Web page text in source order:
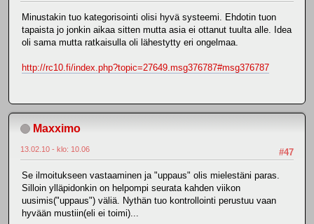
Minustakin tuo kategorisointi olisi hyvä systeemi. Ehdotin tuon
tapaista jo jonkin aikaa sitten mutta asia ei ottanut tuulta alle. Idea
oli sama mutta ratkaisulla oli lähestytty eri ongelmaa.
http://rc10.fi/index.php?topic=27649.msg376787#msg376787
Maxximo
#47
13.02.10 - klo: 10.06
Se ilmoitukseen vastaaminen ja "uppaus" olis mielestäni paras.
Silloin ylläpidonkin on helpompi seurata kahden viikon
uusimis("uppaus") väliä. Nythän tuo kontrollointi perustuu vaan
hyvään mustiin(eli ei toimi)...